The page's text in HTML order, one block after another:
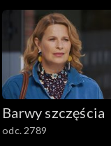
Barwy szczęścia
odc. 2789